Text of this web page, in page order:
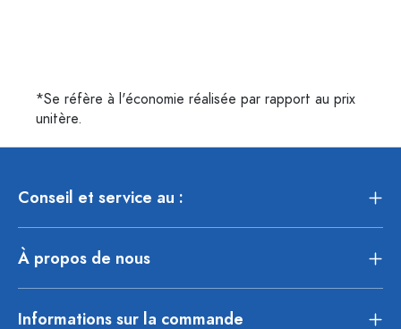
*Se réfère à l'économie réalisée par rapport au prix
unitère.
Conseil et service au :
À propos de nous
Informations sur la commande